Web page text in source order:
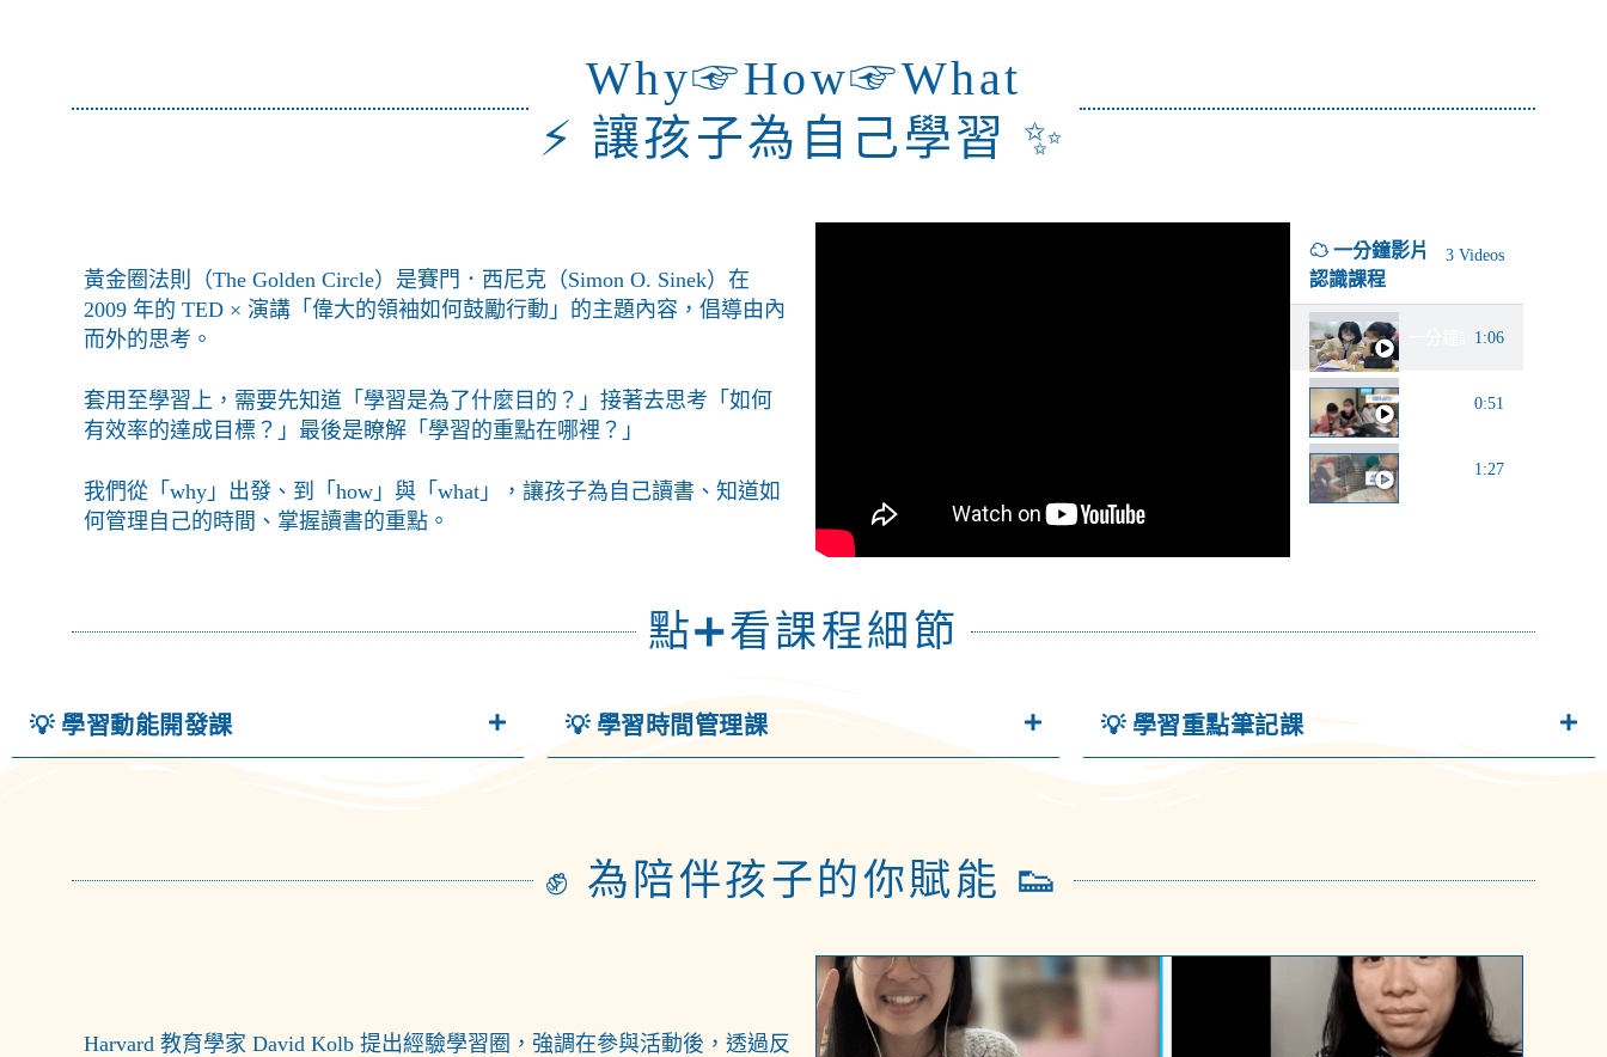
Why☞How☞What
⚡ 讓孩子為自己學習 ✨
黃金圈法則（The Golden Circle）是賽門．西尼克（Simon O. Sinek）在
2009 年的 TED × 演講「偉大的領袖如何鼓勵行動」的主題內容，倡導由內
而外的思考。
套用至學習上，需要先知道「學習是為了什麼目的？」接著去思考「如何
有效率的達成目標？」最後是瞭解「學習的重點在哪裡？」
我們從「why」出發、到「how」與「what」，讓孩子為自己讀書、知道如
何管理自己的時間、掌握讀書的重點。
☁ 一分鐘影片
認識課程
3 Videos
一分鐘認識學習黃金圈
1:06
時間管理課｜課程介紹
0:51
學習筆記課｜課程介紹
1:27
點➕看課程細節
💡 學習動能開發課 💡 學習時間管理課 💡 學習重點筆記課
✊ 為陪伴孩子的你賦能 👟
Harvard 教育學家 David Kolb 提出經驗學習圈，強調在參與活動後，透過反